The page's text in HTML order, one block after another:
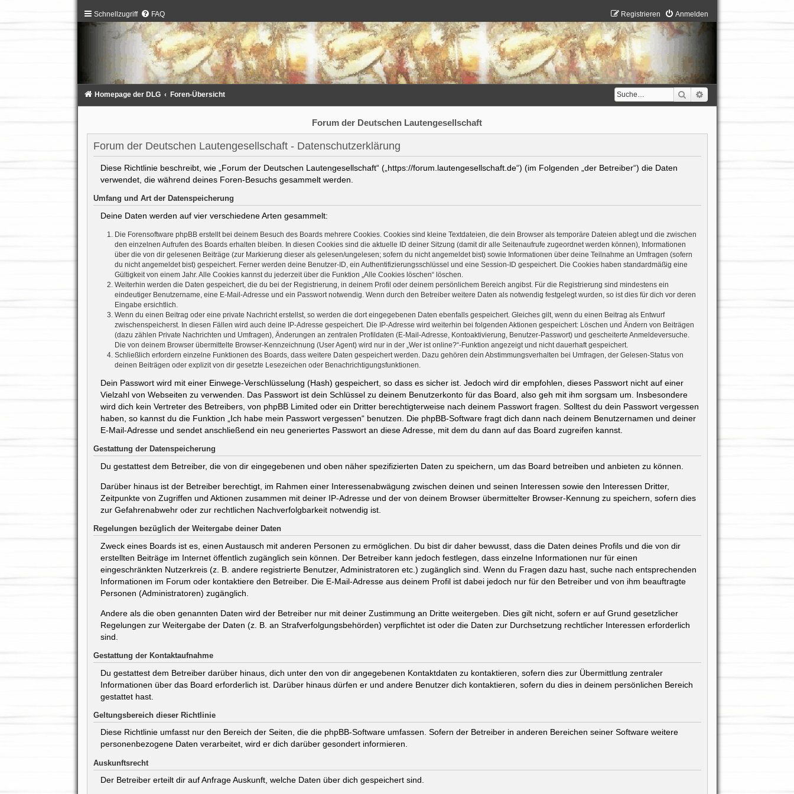
Schnellzugriff FAQ Anmelden
Registrieren
Suche
Homepage der DLG Foren-Übersicht
Forum der Deutschen Lautengesellschaft
Forum der Deutschen Lautengesellschaft - Datenschutzerklärung
Diese Richtlinie beschreibt, wie „Forum der Deutschen Lautengesellschaft“ („https://forum.lautengesellschaft.de“) (im Folgenden „der Betreiber“) die Daten
verwendet, die während deines Foren-Besuchs gesammelt werden.
Umfang und Art der Datenspeicherung
Deine Daten werden auf vier verschiedene Arten gesammelt:
Die Forensoftware phpBB erstellt bei deinem Besuch des Boards mehrere Cookies. Cookies sind kleine Textdateien, die dein Browser als temporäre Dateien ablegt und die zwischen
den einzelnen Aufrufen des Boards erhalten bleiben. In diesen Cookies sind die aktuelle ID deiner Sitzung (damit dir alle Seitenaufrufe zugeordnet werden können), Informationen
über die von dir gelesenen Beiträge (zur Markierung dieser als gelesen/ungelesen; sofern du nicht angemeldet bist) sowie Informationen über deine Teilnahme an Umfragen (sofern
du nicht angemeldet bist) gespeichert. Ferner werden deine Benutzer-ID, ein Authentifizierungsschlüssel und eine Session-ID gespeichert. Die Cookies haben standardmäßig eine
Gültigkeit von einem Jahr. Alle Cookies kannst du jederzeit über die Funktion „Alle Cookies löschen“ löschen.
Weiterhin werden die Daten gespeichert, die du bei der Registrierung, in deinem Profil oder deinem persönlichem Bereich angibst. Für die Registrierung sind mindestens ein
eindeutiger Benutzername, eine E-Mail-Adresse und ein Passwort notwendig. Wenn durch den Betreiber weitere Daten als notwendig festgelegt wurden, so ist dies für dich vor deren
Eingabe ersichtlich.
Wenn du einen Beitrag oder eine private Nachricht erstellst, so werden die dort eingegebenen Daten ebenfalls gespeichert. Gleiches gilt, wenn du einen Beitrag als Entwurf
zwischenspeicherst. In diesen Fällen wird auch deine IP-Adresse gespeichert. Die IP-Adresse wird weiterhin bei folgenden Aktionen gespeichert: Löschen und Ändern von Beiträgen
(dazu zählen Private Nachrichten und Umfragen), Änderungen an zentralen Profildaten (E-Mail-Adresse, Kontoaktivierung, Benutzer-Passwort) und gescheiterte Anmeldeversuche.
Die von deinem Browser übermittelte Browser-Kennzeichnung (User Agent) wird nur in der „Wer ist online?“-Funktion angezeigt und nicht dauerhaft gespeichert.
Schließlich erfordern einzelne Funktionen des Boards, dass weitere Daten gespeichert werden. Dazu gehören dein Abstimmungsverhalten bei Umfragen, der Gelesen-Status von
deinen Beiträgen oder explizit von dir gesetzte Lesezeichen oder Benachrichtigungsfunktionen.
Dein Passwort wird mit einer Einwege-Verschlüsselung (Hash) gespeichert, so dass es sicher ist. Jedoch wird dir empfohlen, dieses Passwort nicht auf einer
Vielzahl von Webseiten zu verwenden. Das Passwort ist dein Schlüssel zu deinem Benutzerkonto für das Board, also geh mit ihm sorgsam um. Insbesondere
wird dich kein Vertreter des Betreibers, von phpBB Limited oder ein Dritter berechtigterweise nach deinem Passwort fragen. Solltest du dein Passwort vergessen
haben, so kannst du die Funktion „Ich habe mein Passwort vergessen“ benutzen. Die phpBB-Software fragt dich dann nach deinem Benutzernamen und deiner
E-Mail-Adresse und sendet anschließend ein neu generiertes Passwort an diese Adresse, mit dem du dann auf das Board zugreifen kannst.
Gestattung der Datenspeicherung
Du gestattest dem Betreiber, die von dir eingegebenen und oben näher spezifizierten Daten zu speichern, um das Board betreiben und anbieten zu können.
Darüber hinaus ist der Betreiber berechtigt, im Rahmen einer Interessenabwägung zwischen deinen und seinen Interessen sowie den Interessen Dritter,
Zeitpunkte von Zugriffen und Aktionen zusammen mit deiner IP-Adresse und der von deinem Browser übermittelter Browser-Kennung zu speichern, sofern dies
zur Gefahrenabwehr oder zur rechtlichen Nachverfolgbarkeit notwendig ist.
Regelungen bezüglich der Weitergabe deiner Daten
Zweck eines Boards ist es, einen Austausch mit anderen Personen zu ermöglichen. Du bist dir daher bewusst, dass die Daten deines Profils und die von dir
erstellten Beiträge im Internet öffentlich zugänglich sein können. Der Betreiber kann jedoch festlegen, dass einzelne Informationen nur für einen
eingeschränkten Nutzerkreis (z. B. andere registrierte Benutzer, Administratoren etc.) zugänglich sind. Wenn du Fragen dazu hast, suche nach entsprechenden
Informationen im Forum oder kontaktiere den Betreiber. Die E-Mail-Adresse aus deinem Profil ist dabei jedoch nur für den Betreiber und von ihm beauftragte
Personen (Administratoren) zugänglich.
Andere als die oben genannten Daten wird der Betreiber nur mit deiner Zustimmung an Dritte weitergeben. Dies gilt nicht, sofern er auf Grund gesetzlicher
Regelungen zur Weitergabe der Daten (z. B. an Strafverfolgungsbehörden) verpflichtet ist oder die Daten zur Durchsetzung rechtlicher Interessen erforderlich
sind.
Gestattung der Kontaktaufnahme
Du gestattest dem Betreiber darüber hinaus, dich unter den von dir angegebenen Kontaktdaten zu kontaktieren, sofern dies zur Übermittlung zentraler
Informationen über das Board erforderlich ist. Darüber hinaus dürfen er und andere Benutzer dich kontaktieren, sofern du dies in deinem persönlichen Bereich
gestattet hast.
Geltungsbereich dieser Richtlinie
Diese Richtlinie umfasst nur den Bereich der Seiten, die die phpBB-Software umfassen. Sofern der Betreiber in anderen Bereichen seiner Software weitere
personenbezogene Daten verarbeitet, wird er dich darüber gesondert informieren.
Auskunftsrecht
Der Betreiber erteilt dir auf Anfrage Auskunft, welche Daten über dich gespeichert sind.